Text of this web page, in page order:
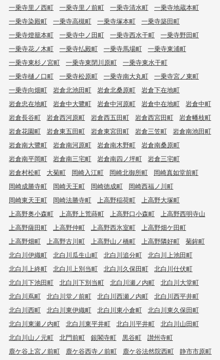
一乗寺里ノ西町 一乗寺里ノ前町 一乗寺清水町
一乗寺地蔵本町
一乗寺染殿町
一乗寺高槻町 一乗寺塚本町
一乗寺築田町
一乗寺燈籠本町
一乗寺中ノ田町 一乗寺西水干町
一乗寺野田町
一乗寺花ノ木町
一乗寺払殿町 一乗寺馬場町
一乗寺東浦町
一乗寺東杉ノ宮町
一乗寺東閉川原町
一乗寺東水干町
一乗寺樋ノ口町
一乗寺松原町 一乗寺南大丸町
一乗寺宮ノ東町
一乗寺向畑町
岩倉北池田町 岩倉北桑原町
岩倉下在地町
岩倉忠在地町
岩倉中大鷺町 岩倉中河原町 岩倉中在地町
岩倉中町
岩倉長谷町
岩倉西河原町 岩倉西五田町 岩倉西宮田町
岩倉幡枝町
岩倉花園町
岩倉東五田町 岩倉東宮田町 岩倉三笠町
岩倉南池田町
岩倉南大鷺町
岩倉南河原町 岩倉南木野町
岩倉南桑原町
岩倉南平岡町
岩倉南三宅町 岩倉南四ノ坪町
岩倉三宅町
岩倉村松町
大菊町 岡崎入江町 岡崎北御所町
岡崎真如堂前町
岡崎成勝寺町
岡崎天王町 岡崎徳成町
岡崎西福ノ川町
岡崎東天王町
岡崎法勝寺町 上高野稲荷町
上高野大塚町
上高野奥小森町
上高野上荒蒔町 上高野口小森町
上高野西明寺山
上高野薩田町
上高野仲町 上高野西氷室町
上高野畑ケ田町
上高野畑町
上高野古川町 上高野山ノ橋町 上高野隣好町
菊鉾町
北白川伊織町
北白川瓜生山町 北白川追分町
北白川上池田町
北白川上終町
北白川上別当町 北白川久保田町
北白川仕伏町
北白川下池田町
北白川下別当町 北白川瀬ノ内町
北白川大堂町
北白川蔦町
北白川堂ノ前町 北白川西瀬ノ内町
北白川西平井町
北白川西町
北白川東伊織町 北白川東小倉町
北白川東久保田町
北白川東瀬ノ内町
北白川東平井町 北白川平井町
北白川山田町
北白川山ノ元町
北門前町 銀閣寺町 黒谷町
讃州寺町
鹿ケ谷上宮ノ前町
鹿ケ谷西寺ノ前町 鹿ケ谷法然院西町
静市市原町